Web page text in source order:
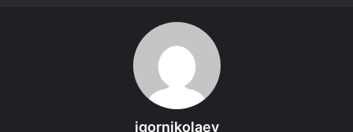
igornikolaev